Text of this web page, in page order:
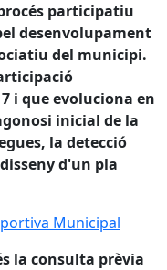
participatiu
desenvolupament
del municipi.
i que evoluciona en
inicial de la
la detecció
d'un pla
Municipal
Municipal
la consulta prèvia